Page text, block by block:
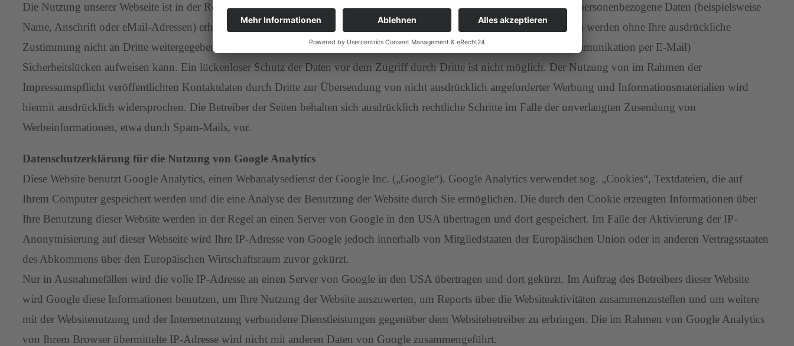
Die Nutzung unserer Webseite ist in der Regel ohne Angabe personenbezogener Daten möglich. Soweit auf unseren Seiten personenbezogene Daten (beispielsweise
Name, Anschrift oder eMail-Adressen) erhoben werden, erfolgt dies, soweit möglich, stets auf freiwilliger Basis. Diese Daten werden ohne Ihre ausdrückliche
Zustimmung nicht an Dritte weitergegeben. Wir weisen darauf hin, dass die Datenübertragung im Internet (z.B. bei der Kommunikation per E-Mail)
Sicherheitslücken aufweisen kann. Ein lückenloser Schutz der Daten vor dem Zugriff durch Dritte ist nicht möglich. Der Nutzung von im Rahmen der
Impressumspflicht veröffentlichten Kontaktdaten durch Dritte zur Übersendung von nicht ausdrücklich angeforderter Werbung und Informationsmaterialien wird
hiermit ausdrücklich widersprochen. Die Betreiber der Seiten behalten sich ausdrücklich rechtliche Schritte im Falle der unverlangten Zusendung von
Werbeinformationen, etwa durch Spam-Mails, vor.
Datenschutzerklärung für die Nutzung von Google Analytics
Diese Website benutzt Google Analytics, einen Webanalysedienst der Google Inc. („Google“). Google Analytics verwendet sog. „Cookies“, Textdateien, die auf
Ihrem Computer gespeichert werden und die eine Analyse der Benutzung der Website durch Sie ermöglichen. Die durch den Cookie erzeugten Informationen über
Ihre Benutzung dieser Website werden in der Regel an einen Server von Google in den USA übertragen und dort gespeichert. Im Falle der Aktivierung der IP-
Anonymisierung auf dieser Webseite wird Ihre IP-Adresse von Google jedoch innerhalb von Mitgliedstaaten der Europäischen Union oder in anderen Vertragsstaaten
des Abkommens über den Europäischen Wirtschaftsraum zuvor gekürzt.
Nur in Ausnahmefällen wird die volle IP-Adresse an einen Server von Google in den USA übertragen und dort gekürzt. Im Auftrag des Betreibers dieser Website
wird Google diese Informationen benutzen, um Ihre Nutzung der Website auszuwerten, um Reports über die Websiteaktivitäten zusammenzustellen und um weitere
mit der Websitenutzung und der Internetnutzung verbundene Dienstleistungen gegenüber dem Websitebetreiber zu erbringen. Die im Rahmen von Google Analytics
von Ihrem Browser übermittelte IP-Adresse wird nicht mit anderen Daten von Google zusammengeführt.